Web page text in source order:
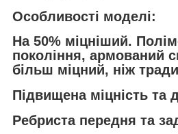
Особливості моделі:
На 50% міцніший.
покоління, армований
більш міцний, ніж
Підвищена міцність та
Ребриста передня та